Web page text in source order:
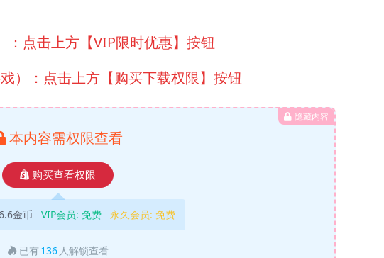
点击上方【VIP限时优惠】按钮
）：点击上方【购买下载权限】按钮
隐藏内容
本内容需权限查看
购买查看权限
金币 VIP会员: 免费 永久会员: 免费
已有 136 人解锁查看